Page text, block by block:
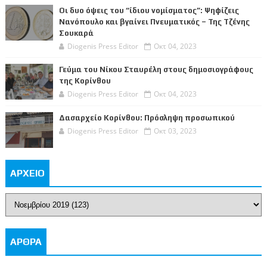
Οι δυο όψεις του “ίδιου νομίσματος”: Ψηφίζεις
Νανόπουλο και βγαίνει Πνευματικός – Της Τζένης
Σουκαρά
Diogenis Press Editor Οκτ 04, 2023
Γεύμα του Νίκου Σταυρέλη στους δημοσιογράφους
της Κορίνθου
Diogenis Press Editor Οκτ 04, 2023
Δασαρχείο Κορίνθου: Πρόσληψη προσωπικού
Diogenis Press Editor Οκτ 03, 2023
ΑΡΧΕΙΟ
ΑΡΘΡΑ